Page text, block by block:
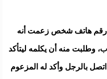
رقم هاتف شخص زعمت أنه
وطلبت منه أن يكلمه ليتأكد
بالرجل وأكد له المزعوم